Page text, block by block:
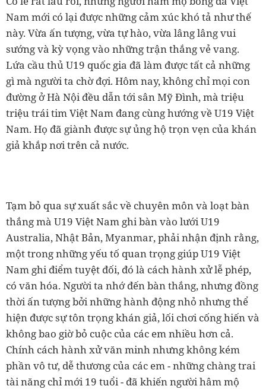
Nam mới có lại được những cảm xúc khó tả như thế
này. Vừa ấn tượng, vừa tự hào, vừa lâng lâng vui
sướng và kỳ vọng vào những trận thắng vẻ vang.
Lứa cầu thủ U19 quốc gia đã làm được tất cả những
gì mà người ta chờ đợi. Hôm nay, không chỉ mọi con
đường ở Hà Nội đều dẫn tới sân Mỹ Đình, mà triệu
triệu trái tim Việt Nam đang cùng hướng về U19 Việt
Nam. Họ đã giành được sự ủng hộ trọn vẹn của khán
giả khắp nơi trên cả nước.
Tạm bỏ qua sự xuất sắc về chuyên môn và loạt bàn
thắng mà U19 Việt Nam ghi bàn vào lưới U19
Australia, Nhật Bản, Myanmar, phải nhận định rằng,
một trong những yếu tố quan trọng giúp U19 Việt
Nam ghi điểm tuyệt đối, đó là cách hành xử lễ phép,
có văn hóa. Người ta nhớ đến bàn thắng, nhưng đồng
thời ấn tượng bởi những hành động nhỏ nhưng thể
hiện được sự tôn trọng khán giả, lối chơi cống hiến và
không bao giờ bỏ cuộc của các em nhiều hơn cả.
Chính cách hành xử văn minh nhưng không kém
phần vô tư, dễ thương của các em - những chàng trai
tài năng chỉ mới 19 tuổi - đã khiến người hâm mộ